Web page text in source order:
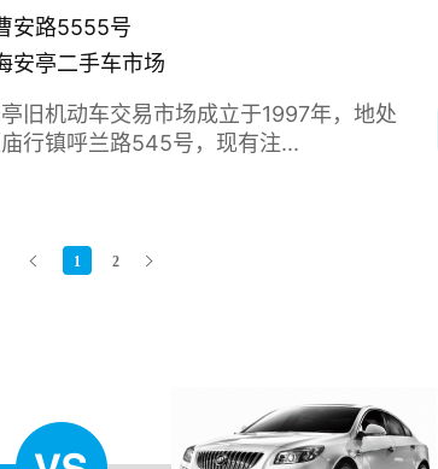
安路5555号
安亭二手车市场
旧机动车交易市场成立于1997年，地处
庙行镇呼兰路545号，现有注...
1 2